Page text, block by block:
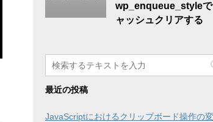
wp_enqueue_styleで
ャッシュクリアする
最近の投稿
JavaScriptにおけるクリップボード操作の変